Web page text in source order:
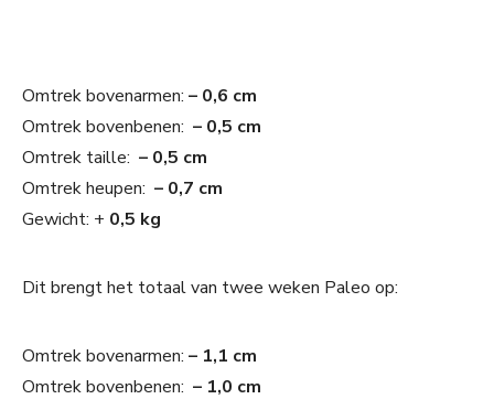
Omtrek bovenarmen: – 0,6 cm
Omtrek bovenbenen: – 0,5 cm
Omtrek taille: – 0,5 cm
Omtrek heupen: – 0,7 cm
Gewicht: + 0,5 kg
Dit brengt het totaal van twee weken Paleo op:
Omtrek bovenarmen: – 1,1 cm
Omtrek bovenbenen: – 1,0 cm